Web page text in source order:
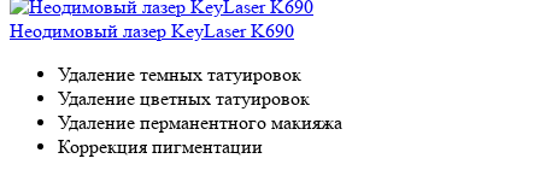
Неодимовый лазер KeyLaser K690
Удаление темных татуировок
Удаление цветных татуировок
Удаление перманентного макияжа
Коррекция пигментации